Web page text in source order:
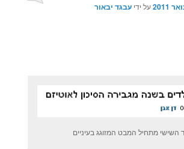
על ידיעבגד יבאור
השישי מתחיל המבט המזוגג בעיניים